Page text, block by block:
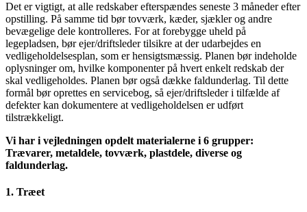
Det er vigtigt, at alle redskaber efterspændes seneste 3 måneder efter
opstilling. På samme tid bør tovværk, kæder, sjækler og andre
bevægelige dele kontrolleres. For at forebygge uheld på
legepladsen, bør ejer/driftsleder tilsikre at der udarbejdes en
vedligeholdelsesplan, som er hensigtsmæssig. Planen bør indeholde
oplysninger om, hvilke komponenter på hvert enkelt redskab der
skal vedligeholdes. Planen bør også dække faldunderlag. Til dette
formål bør oprettes en servicebog, så ejer/driftsleder i tilfælde af
defekter kan dokumentere at vedligeholdelsen er udført
tilstrækkeligt.
Vi har i vejledningen opdelt materialerne i 6 grupper:
Trævarer, metaldele, tovværk, plastdele, diverse og
faldunderlag.
1. Træet